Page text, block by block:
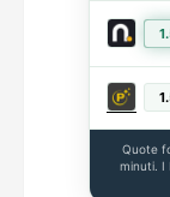
Quote
minuti. I